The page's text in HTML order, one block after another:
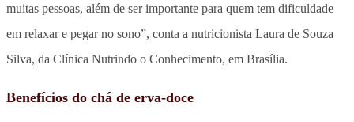
muitas pessoas, além de ser importante para quem tem dificuldade
em relaxar e pegar no sono”, conta a nutricionista Laura de Souza
Silva, da Clínica Nutrindo o Conhecimento, em Brasília.
Benefícios do chá de erva-doce